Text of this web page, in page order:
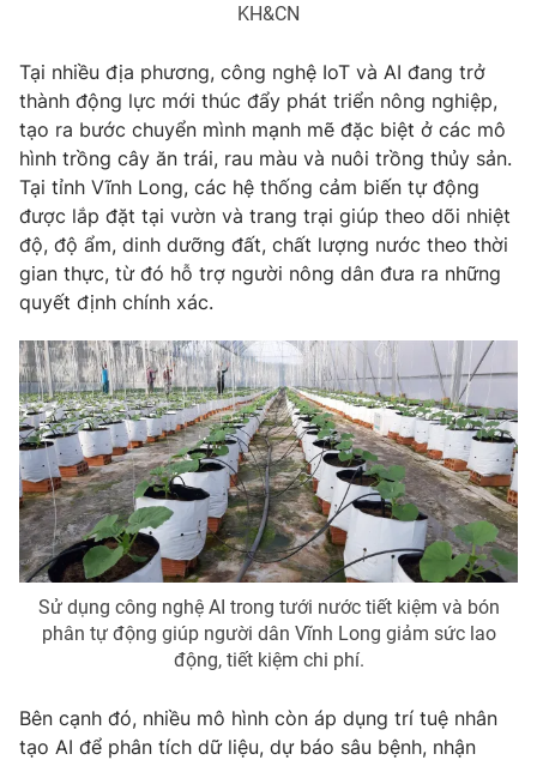
KH&CN
Tại nhiều địa phương, công nghệ IoT và AI đang trở
thành động lực mới thúc đẩy phát triển nông nghiệp,
tạo ra bước chuyển mình mạnh mẽ đặc biệt ở các mô
hình trồng cây ăn trái, rau màu và nuôi trồng thủy sản.
Tại tỉnh Vĩnh Long, các hệ thống cảm biến tự động
được lắp đặt tại vườn và trang trại giúp theo dõi nhiệt
độ, độ ẩm, dinh dưỡng đất, chất lượng nước theo thời
gian thực, từ đó hỗ trợ người nông dân đưa ra những
quyết định chính xác.
Sử dụng công nghệ AI trong tưới nước tiết kiệm và bón
phân tự động giúp người dân Vĩnh Long giảm sức lao
động, tiết kiệm chi phí.
Bên cạnh đó, nhiều mô hình còn áp dụng trí tuệ nhân
tạo AI để phân tích dữ liệu, dự báo sâu bệnh, nhận